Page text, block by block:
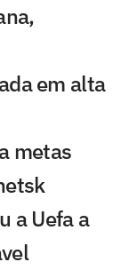
em alta
metas
a Uefa a